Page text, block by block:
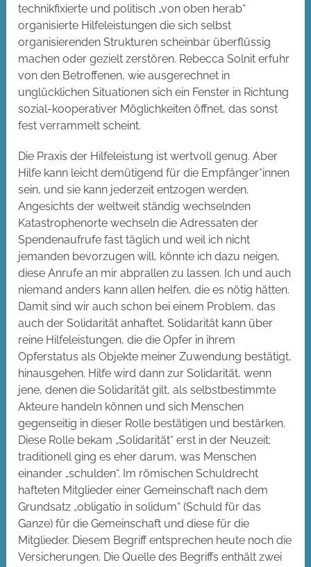
technikfixierte und politisch „von oben herab“
organisierte Hilfeleistungen die sich selbst
organisierenden Strukturen scheinbar überflüssig
machen oder gezielt zerstören. Rebecca Solnit erfuhr
von den Betroffenen, wie ausgerechnet in
unglücklichen Situationen sich ein Fenster in Richtung
sozial-kooperativer Möglichkeiten öffnet, das sonst
fest verrammelt scheint.
Die Praxis der Hilfeleistung ist wertvoll genug. Aber
Hilfe kann leicht demütigend für die Empfänger*innen
sein, und sie kann jederzeit entzogen werden.
Angesichts der weltweit ständig wechselnden
Katastrophenorte wechseln die Adressaten der
Spendenaufrufe fast täglich und weil ich nicht
jemanden bevorzugen will, könnte ich dazu neigen,
diese Anrufe an mir abprallen zu lassen. Ich und auch
niemand anders kann allen helfen, die es nötig hätten.
Damit sind wir auch schon bei einem Problem, das
auch der Solidarität anhaftet. Solidarität kann über
reine Hilfeleistungen, die die Opfer in ihrem
Opferstatus als Objekte meiner Zuwendung bestätigt,
hinausgehen. Hilfe wird dann zur Solidarität, wenn
jene, denen die Solidarität gilt, als selbstbestimmte
Akteure handeln können und sich Menschen
gegenseitig in dieser Rolle bestätigen und bestärken.
Diese Rolle bekam „Solidarität“ erst in der Neuzeit;
traditionell ging es eher darum, was Menschen
einander „schulden“. Im römischen Schuldrecht
hafteten Mitglieder einer Gemeinschaft nach dem
Grundsatz „obligatio in solidum“ (Schuld für das
Ganze) für die Gemeinschaft und diese für die
Mitglieder. Diesem Begriff entsprechen heute noch die
Versicherungen. Die Quelle des Begriffs enthält zwei